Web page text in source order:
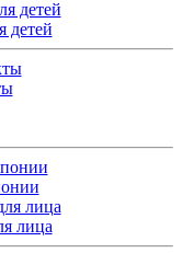
детей
лица